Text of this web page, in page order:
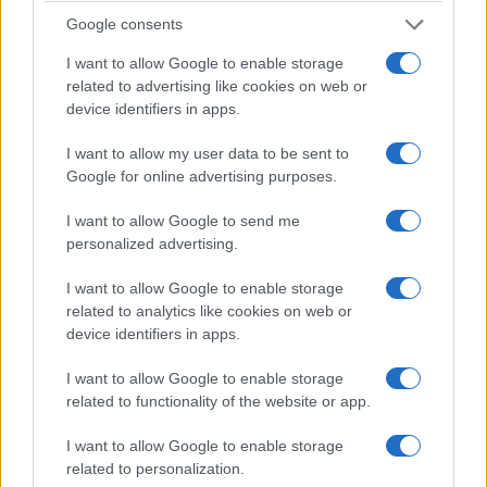
Google consents
I want to allow Google to enable storage
related to advertising like cookies on web or
device identifiers in apps.
I want to allow my user data to be sent to
Google for online advertising purposes.
I want to allow Google to send me
personalized advertising.
I want to allow Google to enable storage
related to analytics like cookies on web or
device identifiers in apps.
I want to allow Google to enable storage
related to functionality of the website or app.
I want to allow Google to enable storage
related to personalization.
wszelką cenę chce pokrzyżować.
Zobacz 31 zdjęć